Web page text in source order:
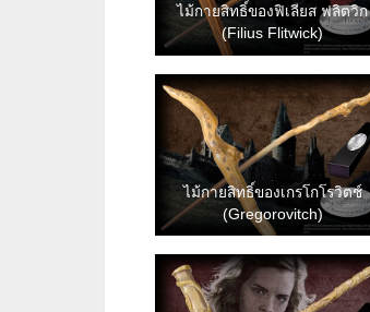
ไม้กายสิทธิ์ของฟิเลียส ฟลิตวิก
(Filius Flitwick)
ไม้กายสิทธิ์ของเกรโกโรวิตช์
(Gregorovitch)